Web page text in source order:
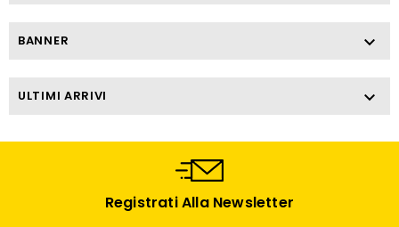
BANNER 
ULTIMI ARRIVI 
Registrati Alla Newsletter